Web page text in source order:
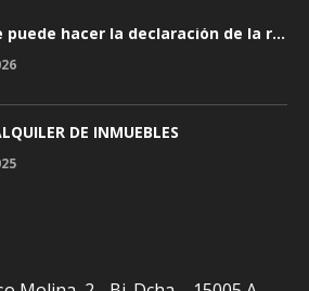
¿Quién me puede hacer la declaración de la renta y cómo elegir bien?
DE INMUEBLES